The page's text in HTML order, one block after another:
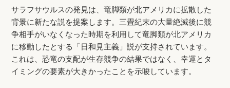
サラフサウルスの発見は、竜脚類が北アメリカに拡散した
背景に新たな説を提案します。三畳紀末の大量絶滅後に競
争相手がいなくなった時期を利用して竜脚類が北アメリカ
に移動したとする「日和見主義」説が支持されています。
これは、恐竜の支配が生存競争の結果ではなく、幸運とタ
イミングの要素が大きかったことを示唆しています。